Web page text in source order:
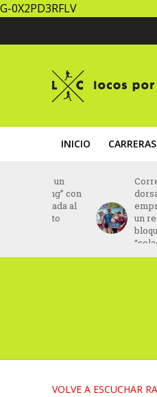
G-0X2PD3RFLV
INICIO
Corredores sin
dorsal: tres
empresas
un registro
bloquear a los
“colados” en
Aires
VOLVE A ESCUCHAR